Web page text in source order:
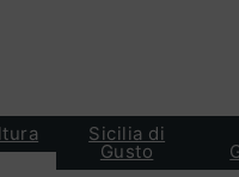
Sicilia di
Gusto